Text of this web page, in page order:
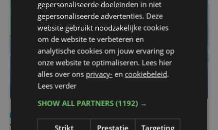
Yaro (19), slachtoffer van vechtpartij, is na
gepersonaliseerde doeleinden in niet
gepersonaliseerde advertenties. Deze
website gebruikt noodzakelijke cookies
om de website te verbeteren en
analytische cookies om jouw ervaring op
onze website te optimaliseren. Lees hier
alles over ons privacy- en cookiebeleid.
Lees verder
SHOW ALL PARTNERS(1192) →
Strikt
Prestatie Targeting